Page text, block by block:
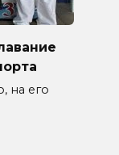
на его